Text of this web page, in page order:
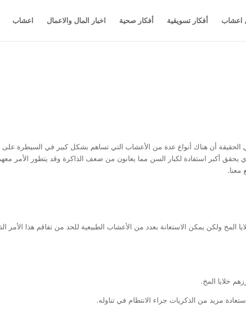
اعشاب أفكار تسويقية أفكار صحية اخبار المال والاعمال اعشاب
أن هناك أنواع عدة من الأعشاب التي تساهم بشكل كبير في السيطرة على
أكبر استفادة لكبار السن مما يعانون من ضعف الذاكرة وقد يتطور الأمر
معنا.
ولكن يمكن الاستعانة بعدد من الأعشاب الطبيعية للحد من تفاقم هذا الأمر
خلايا المخ.
مزيد من الذكريات جراء الانتظام في تناوله.